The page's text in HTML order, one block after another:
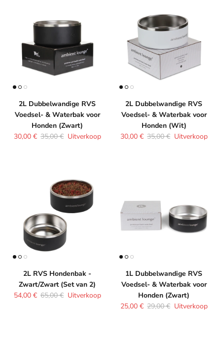
2L Dubbelwandige RVS
Voedsel- & Waterbak voor
Honden (Zwart)
Verkoopprijs
30,00 € Reguliere prijs
35,00 € Uitverkoop
2L Dubbelwandige RVS
Voedsel- & Waterbak voor
Honden (Wit)
Verkoopprijs
30,00 € Reguliere prijs
35,00 € Uitverkoop
2L RVS Hondenbak -
Zwart/Zwart (Set van 2)
Verkoopprijs
54,00 € Reguliere prijs
65,00 € Uitverkoop
1L Dubbelwandige RVS
Voedsel- & Waterbak voor
Honden (Zwart)
Verkoopprijs
25,00 € Reguliere prijs
29,00 € Uitverkoop